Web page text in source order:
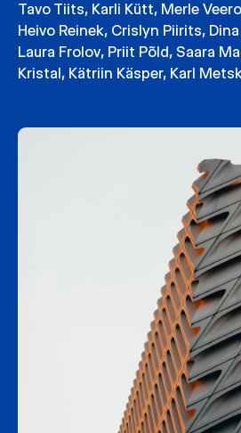
Tavo Tiits, Karli Kütt, Merle
Heivo Reinek, Crislyn Piirits,
Laura Frolov, Priit Põld, Saara
Kristal, Kätriin Käsper, Karl